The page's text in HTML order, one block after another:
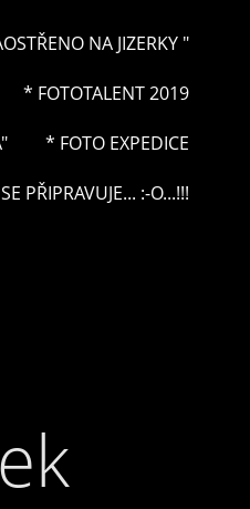
NA JIZERKY "
* FOTOTALENT 2019
* FOTO EXPEDICE
PŘIPRAVUJE... :-O...!!!